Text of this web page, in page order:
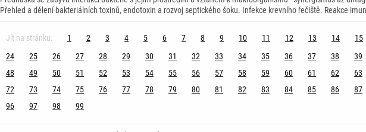
Přehled a dělení bakteriálních toxinů, endotoxin a rozvoj septického šoku. Infekce krevního řečiště. Reakce
Jít na stránku: 1 2 3 4 5 6 7 8 9 10 11 12 13 14 15
24
25 26 27 28 29 30 31 32 33 34 35 36 37 38 39
48
49 50 51 52 53 54 55 56 57 58 59 60 61 62 63
72
73 74 75 76 77 78 79 80 81 82 83 84 85 86 87
96
97 98 99